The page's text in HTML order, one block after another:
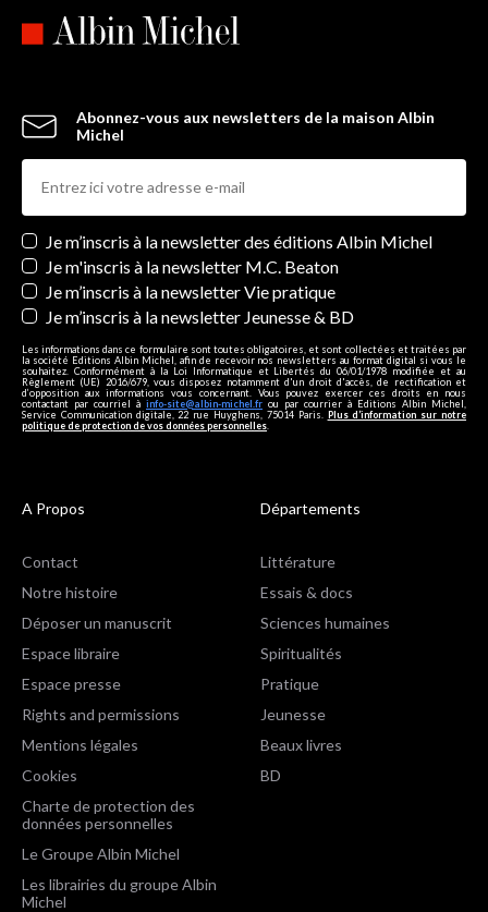
Abonnez-vous aux newsletters de la maison Albin
Michel
Newsletters
Je m’inscris à la newsletter des éditions Albin Michel
Je m'inscris à la newsletter M.C. Beaton
Je m’inscris à la newsletter Vie pratique
Je m’inscris à la newsletter Jeunesse & BD
Les informations dans ce formulaire sont toutes obligatoires, et sont collectées et traitées par
la société Editions Albin Michel, afin de recevoir nos newsletters au format digital si vous le
souhaitez. Conformément à la Loi Informatique et Libertés du 06/01/1978 modifiée et au
Règlement (UE) 2016/679, vous disposez notamment d'un droit d'accès, de rectification et
d’opposition aux informations vous concernant. Vous pouvez exercer ces droits en nous
contactant par courriel à info-site@albin-michel.fr ou par courrier à Editions Albin Michel,
Service Communication digitale, 22 rue Huyghens, 75014 Paris. Plus d’information sur notre
politique de protection de vos données personnelles
A Propos
Contact
Notre histoire
Déposer un manuscrit
Espace libraire
Espace presse
Rights and permissions
Mentions légales
Cookies
Charte de protection des
données personnelles
Le Groupe Albin Michel
Les librairies du groupe Albin
Michel
Départements
Littérature
Essais & docs
Sciences humaines
Spiritualités
Pratique
Jeunesse
Beaux livres
BD